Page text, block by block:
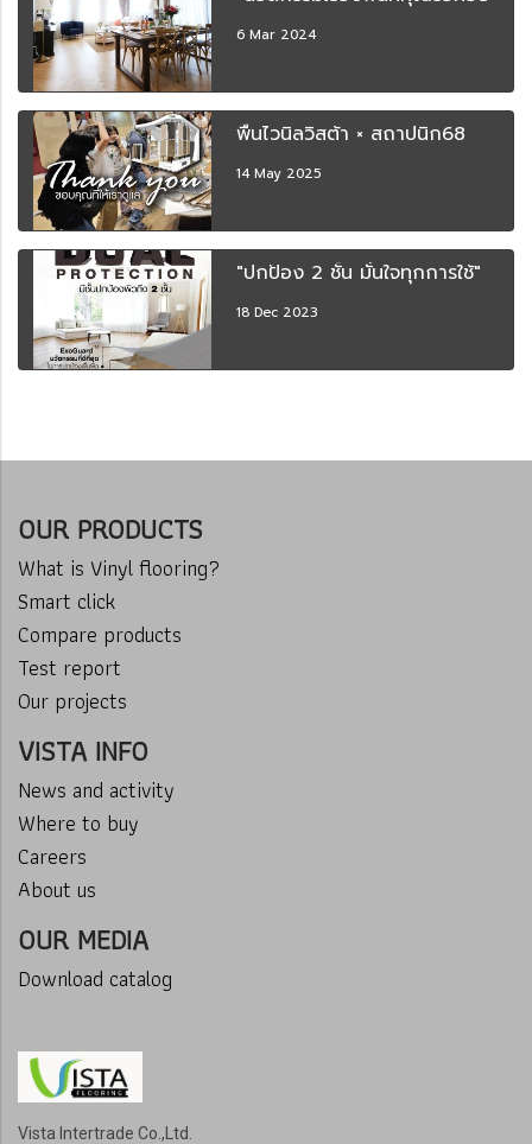
6 Mar 2024
พื้นไวนิลวิสต้า × สถาปนิก68
14 May 2025
"ปกป้อง 2 ชั้น มั่นใจทุกการใช้"
18 Dec 2023
OUR PRODUCTS
What is Vinyl flooring?
Smart click
Compare products
Test report
Our projects
VISTA INFO
News and activity
Where to buy
Careers
About us
OUR MEDIA
Download catalog
Vista Intertrade Co.,Ltd.